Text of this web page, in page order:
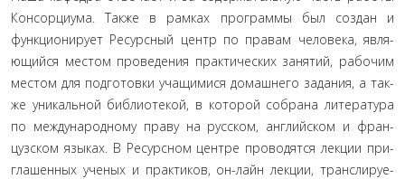
Консорциума. Также в рамках программы был создан и
функционирует Ресурсный центр по правам человека, явля­
ющийся местом проведения практических занятий, рабочим
местом для подготовки учащимися домашнего задания, а так­
же уникальной библиотекой, в которой собрана литература
по международному праву на русском, английском и фран­
цузском языках. В Ресурсном центре проводятся лекции при­
глашенных ученых и практиков, он-лайн лекции, транслируе­